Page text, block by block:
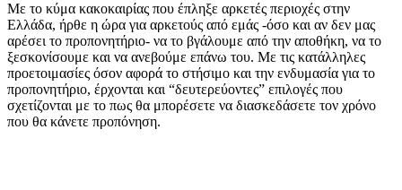
Με το κύμα κακοκαιρίας που έπληξε αρκετές περιοχές στην
Ελλάδα, ήρθε η ώρα για αρκετούς από εμάς -όσο και αν δεν μας
αρέσει το προπονητήριο- να το βγάλουμε από την αποθήκη, να το
ξεσκονίσουμε και να ανεβούμε επάνω του. Με τις κατάλληλες
προετοιμασίες όσον αφορά το στήσιμο και την ενδυμασία για το
προπονητήριο, έρχονται και “δευτερεύοντες” επιλογές που
σχετίζονται με το πως θα μπορέσετε να διασκεδάσετε τον χρόνο
που θα κάνετε προπόνηση.